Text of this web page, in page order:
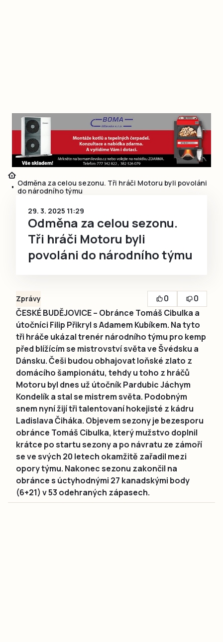
Odměna za celou sezonu. Tři hráči Motoru byli povoláni
do národního týmu
29. 3. 2025 11:29
Odměna za celou sezonu.
Tři hráči Motoru byli
povoláni do národního týmu
Zprávy 0
0
ČESKÉ BUDĚJOVICE – Obránce Tomáš Cibulka a
útočníci Filip Přikryl s Adamem Kubíkem. Na tyto
tři hráče ukázal trenér národního týmu pro kemp
před blížícím se mistrovství světa ve Švédsku a
Dánsku. Češi budou obhajovat loňské zlato z
domácího šampionátu, tehdy u toho z hráčů
Motoru byl dnes už útočník Pardubic Jáchym
Kondelík a stal se mistrem světa. Podobným
snem nyní žijí tři talentovaní hokejisté z kádru
Ladislava Čiháka. Objevem sezony je bezesporu
obránce Tomáš Cibulka, který mužstvo doplnil
krátce po startu sezony a po návratu ze zámoří
se ve svých 20 letech okamžitě zařadil mezi
opory týmu. Nakonec sezonu zakončil na
obránce s úctyhodnými 27 kanadskými body
(6+21) v 53 odehraných zápasech.